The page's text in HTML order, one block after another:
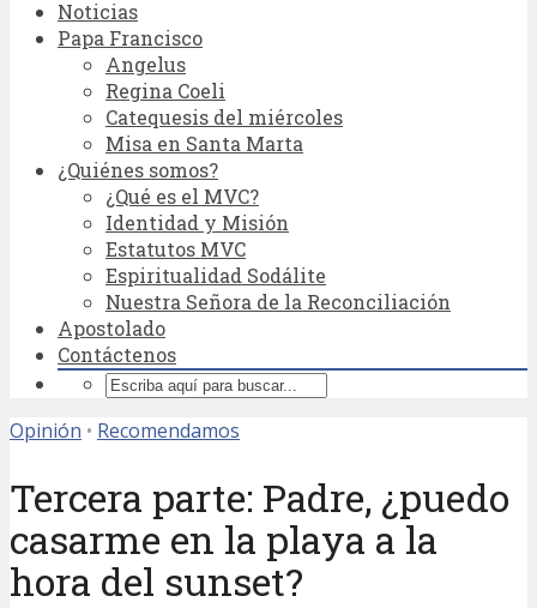
Noticias
Papa Francisco
Angelus
Regina Coeli
Catequesis del miércoles
Misa en Santa Marta
¿Quiénes somos?
¿Qué es el MVC?
Identidad y Misión
Estatutos MVC
Espiritualidad Sodálite
Nuestra Señora de la Reconciliación
Apostolado
Contáctenos
Opinión • Recomendamos
Tercera parte: Padre, ¿puedo
casarme en la playa a la
hora del sunset?